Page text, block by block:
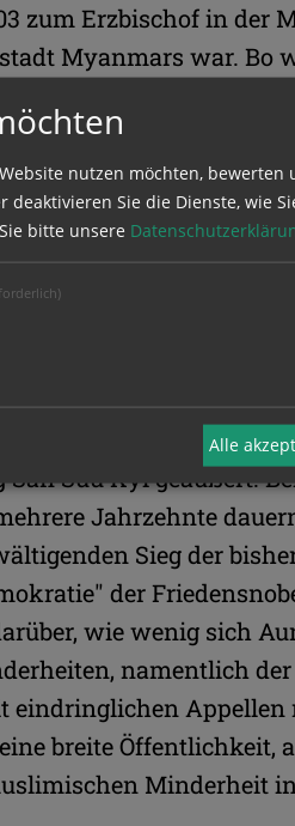
zum Erzbischof in der
Myanmars war. Bo
von
Bischofskonferenzen
Behörden für Orden,
beschränkt sich für
nur die Katholikinnen
er über die sich
Bo zählte und
hatte sich aber auch
Suu Kyi geäußert.
Jahrzehnte
Sieg der
der
wie wenig sich
namentlich
eindringlichen
breite Öffentlichkeit,
Minderheit
nutzen möchten, bewerten
deaktivieren Sie die Dienste, wie
bitte unsere
Alle